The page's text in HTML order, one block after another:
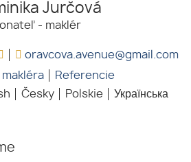
Jurčová
- maklér
oravcova.avenue@gmail.com
makléra
Referencie
Česky Polskie Українська